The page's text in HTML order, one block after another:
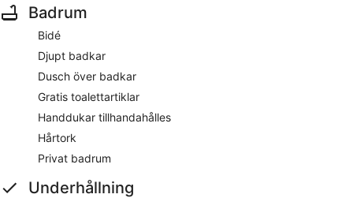
Badrum
Bidé
Djupt badkar
Dusch över badkar
Gratis toalettartiklar
Handdukar tillhandahålles
Hårtork
Privat badrum
Underhållning